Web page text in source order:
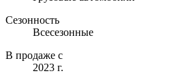
Сезонность
Всесезонные
В продаже с
2023 г.